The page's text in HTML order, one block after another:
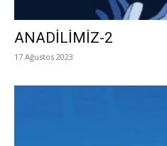
ANADİLİMİZ-2
17 Ağustos 2023